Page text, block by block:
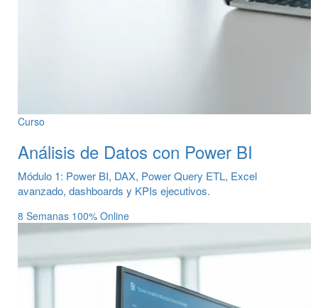
Curso
Análisis de Datos con Power BI
Módulo 1: Power BI, DAX, Power Query ETL, Excel
avanzado, dashboards y KPIs ejecutivos.
8 Semanas 100% Online